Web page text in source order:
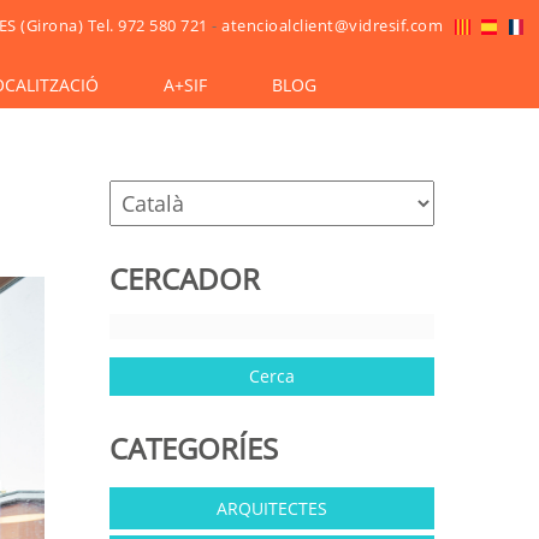
(Girona) Tel. 972 580 721 -atencioalclient@vidresif.com
A+SIF BLOG
CERCADOR
CATEGORÍES
ARQUITECTES